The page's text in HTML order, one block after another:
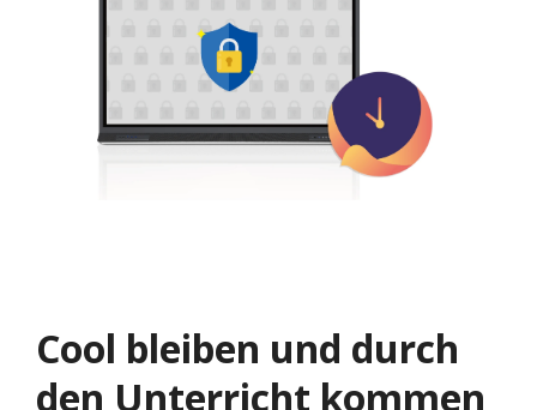
Cool bleiben und durch
den Unterricht kommen